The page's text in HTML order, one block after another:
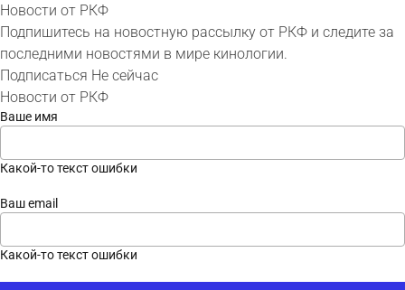
Новости от РКФ
Подпишитесь на новостную рассылку от РКФ и следите за
последними новостями в мире кинологии.
Подписаться Не сейчас
Новости от РКФ
Ваше имя
Какой-то текст ошибки
Ваш email
Какой-то текст ошибки